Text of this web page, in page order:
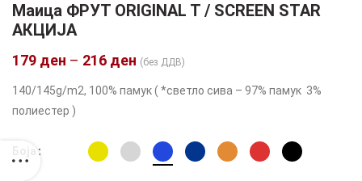
Маица ФРУТ ORIGINAL T / SCREEN STAR
АКЦИЈА
179 ден – 216 ден (без ДДВ)
140/145g/m2, 100% памук ( *светло сива – 97% памук 3%
полиестер )